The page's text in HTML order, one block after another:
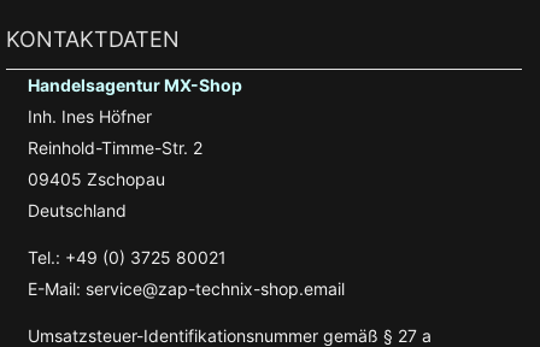
KONTAKTDATEN
Handelsagentur MX-Shop
Inh. Ines Höfner
Reinhold-Timme-Str. 2
09405 Zschopau
Deutschland
Tel.: +49 (0) 3725 80021
E-Mail: service@zap-technix-shop.email
Umsatzsteuer-Identifikationsnummer gemäß § 27 a